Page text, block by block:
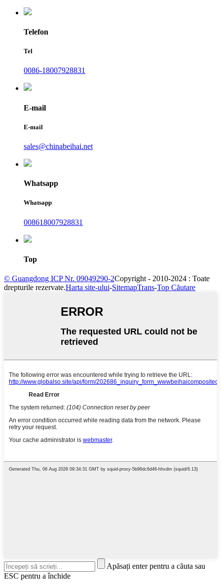
Telefon
Tel
0086-18007928831
E-mail
E-mail
sales@chinabeihai.net
Whatsapp
Whatsapp
008618007928831
Top
© Guangdong ICP Nr. 09049290-2Copyright - 2010-2024 : Toate
drepturile rezervate.Harta site-ului-SitemapTrans-Top Căutare
Apăsați enter pentru a căuta sau
ESC pentru a închide